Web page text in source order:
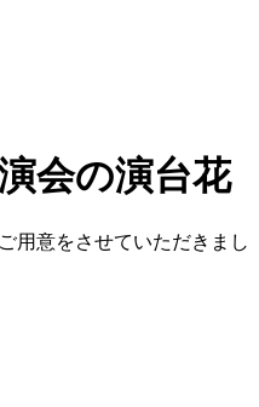
会の演台花
用意をさせていただきまし